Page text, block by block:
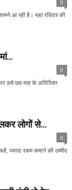
0
आ रही है। यहां रविवार की
0
उसे छह माह के अतिरिक्त
लोगों से...
0
ज्यादा रकम कमाने की उम्मीद